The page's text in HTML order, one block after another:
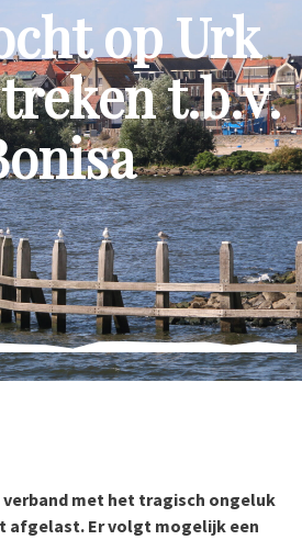
op Urk
t.b.v.
verband met het tragisch ongeluk
afgelast. Er volgt mogelijk een